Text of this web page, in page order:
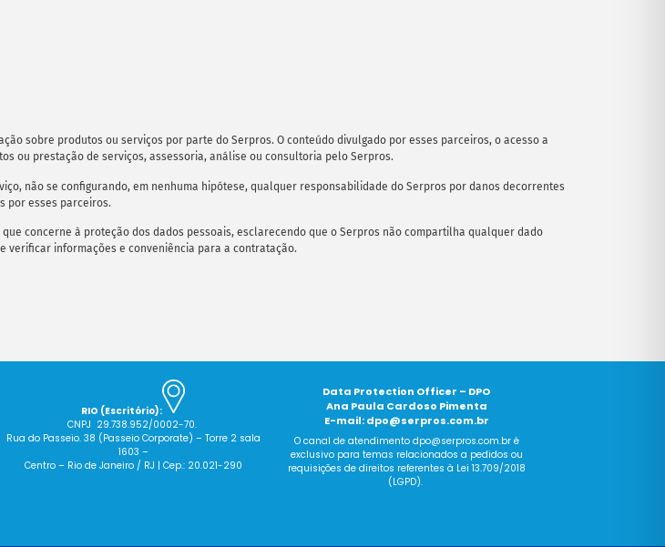
sobre produtos ou serviços por parte do Serpros. O conteúdo divulgado por esses parceiros, o acesso a
ou prestação de serviços, assessoria, análise ou consultoria pelo Serpros.
não se configurando, em nenhuma hipótese, qualquer responsabilidade do Serpros por danos decorrentes
por esses parceiros.
concerne à proteção dos dados pessoais, esclarecendo que o Serpros não compartilha qualquer dado
verificar informações e conveniência para a contratação.
RIO (Escritório):
CNPJ 29.738.952/0002-70.
Rua do Passeio. 38 (Passeio Corporate) – Torre 2 sala
1603 –
Centro – Rio de Janeiro / RJ | Cep.: 20.021-290
Data Protection Officer – DPO
Ana Paula Cardoso Pimenta
E-mail:dpo@serpros.com.br
O canal deatendimento dpo@serpros.com.br é
exclusivo para temas relacionados a pedidos ou
requisições dedireitos referentes à Lei 13.709/2018
(LGPD).